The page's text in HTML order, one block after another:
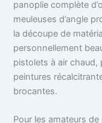
panoplie complète
meuleuses d’angle
la découpe de
personnellement
pistolets à air chaud,
peintures
brocantes.
Pour les amateurs